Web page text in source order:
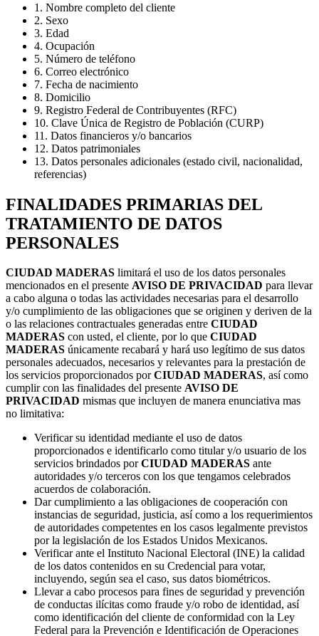
1. Nombre completo del cliente
2. Sexo
3. Edad
4. Ocupación
5. Número de teléfono
6. Correo electrónico
7. Fecha de nacimiento
8. Domicilio
9. Registro Federal de Contribuyentes (RFC)
10. Clave Única de Registro de Población (CURP)
11. Datos financieros y/o bancarios
12. Datos patrimoniales
13. Datos personales adicionales (estado civil, nacionalidad,
referencias)
FINALIDADES PRIMARIAS DEL
TRATAMIENTO DE DATOS
PERSONALES
CIUDAD MADERAS limitará el uso de los datos personales
mencionados en el presente AVISO DE PRIVACIDAD para llevar
a cabo alguna o todas las actividades necesarias para el desarrollo
y/o cumplimiento de las obligaciones que se originen y deriven de la
o las relaciones contractuales generadas entre CIUDAD
MADERAS con usted, el cliente, por lo que CIUDAD
MADERAS únicamente recabará y hará uso legítimo de sus datos
personales adecuados, necesarios y relevantes para la prestación de
los servicios proporcionados porCIUDAD MADERAS, así como
cumplir con las finalidades del presente AVISO DE
PRIVACIDAD mismas que incluyen de manera enunciativa mas
no limitativa:
Verificar su identidad mediante el uso de datos
proporcionados e identificarlo como titular y/o usuario de los
servicios brindados porCIUDAD MADERAS ante
autoridades y/o terceros con los que tengamos celebrados
acuerdos de colaboración.
Dar cumplimiento a las obligaciones de cooperación con
instancias de seguridad, justicia, así como a los requerimientos
de autoridades competentes en los casos legalmente previstos
por la legislación de los Estados Unidos Mexicanos.
Verificar ante el Instituto Nacional Electoral (INE) la calidad
de los datos contenidos en su Credencial para votar,
incluyendo, según sea el caso, sus datos biométricos.
Llevar a cabo procesos para fines de seguridad y prevención
de conductas ilícitas como fraude y/o robo de identidad, así
como identificación del cliente de conformidad con la Ley
Federal para la Prevención e Identificación de Operaciones